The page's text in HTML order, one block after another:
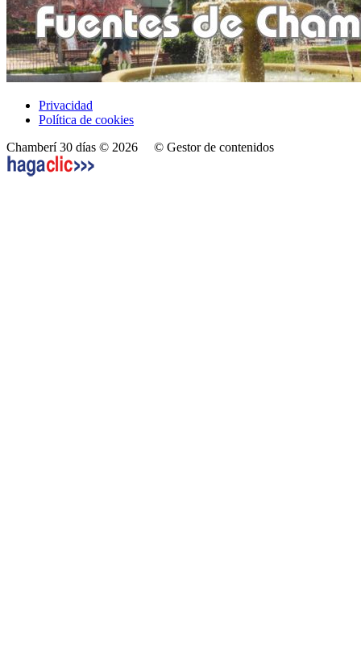
Privacidad
Política de cookies
Chamberí 30 días © 2026 © Gestor de contenidos